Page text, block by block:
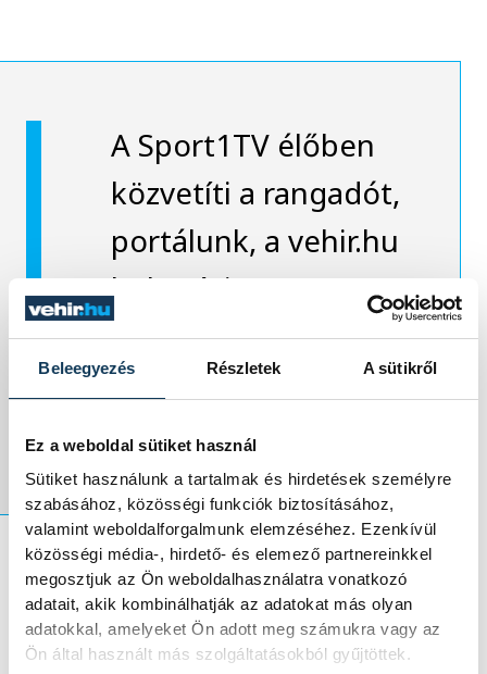
Beleegyezés Részletek A sütikről
Ez a weboldal sütiket használ
Sütiket használunk a tartalmak és hirdetések személyre
szabásához, közösségi funkciók biztosításához,
valamint weboldalforgalmunk elemzéséhez. Ezenkívül
közösségi média-, hirdető- és elemező partnereinkkel
megosztjuk az Ön weboldalhasználatra vonatkozó
adatait, akik kombinálhatják az adatokat más olyan
adatokkal, amelyeket Ön adott meg számukra vagy az
Ön által használt más szolgáltatásokból gyűjtöttek.
A Sport1TV élőben
közvetíti a rangadót,
portálunk, a vehir.hu
helyszíni
fotóriporttal és
tudósítással
jelentkezik.
sport
kézilabda
One Veszprém HC
férfi kézilabda BL